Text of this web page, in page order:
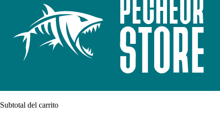
Subtotal del carrito